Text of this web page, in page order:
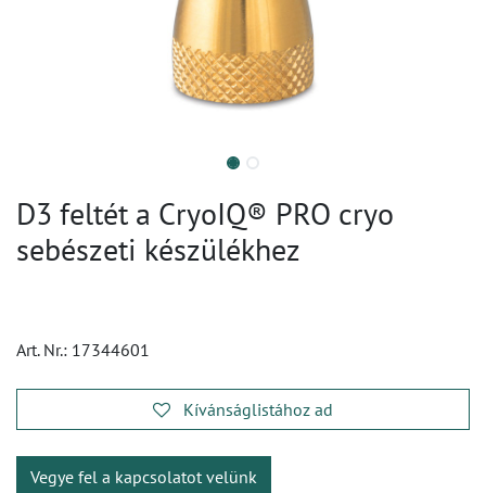
D3 feltét a CryoIQ® PRO cryo
sebészeti készülékhez
Art. Nr.: 17344601
Kívánságlistához ad
Vegye fel a kapcsolatot velünk